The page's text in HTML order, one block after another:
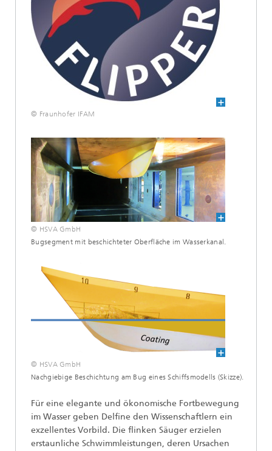
© Fraunhofer IFAM
© HSVA GmbH
Bugsegment mit beschichteter Oberfläche im Wasserkanal.
© HSVA GmbH
Nachgiebige Beschichtung am Bug eines Schiffsmodells (Skizze).
Für eine elegante und ökonomische Fortbewegung
im Wasser geben Delfine den Wissenschaftlern ein
exzellentes Vorbild. Die flinken Säuger erzielen
erstaunliche Schwimmleistungen, deren Ursachen